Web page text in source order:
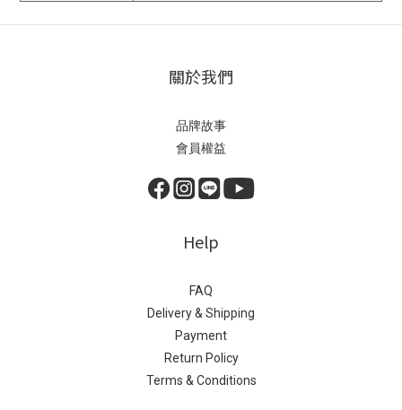
關於我們
品牌故事
會員權益
Help
FAQ
Delivery & Shipping
Payment
Return Policy
Terms & Conditions